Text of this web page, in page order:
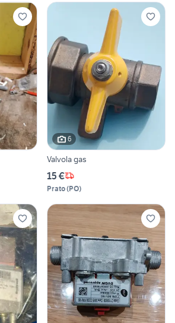
6
Valvola gas
15 €
Prato(PO)